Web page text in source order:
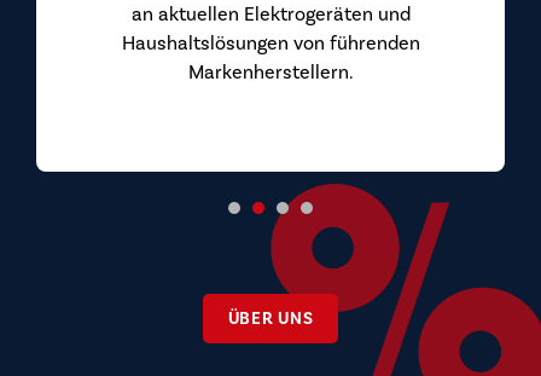
an aktuellen Elektrogeräten und
Haushaltslösungen von führenden
Markenherstellern.
ÜBER UNS